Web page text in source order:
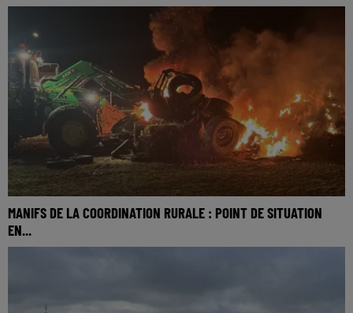
MANIFS DE LA COORDINATION RURALE : POINT DE SITUATION
EN...